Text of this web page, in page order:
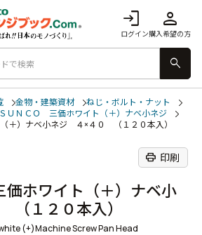
login
ログイン
person
購入希望の方
search
金物・建築資材
ねじ・ボルト・ナット
ＳＵＮＣＯ 三価ホワイト（＋）ナベ小ネジ
＋）ナベ小ネジ ４×４０ （１２０本入）
print 印刷
ホワイト（＋）ナベ小
１２０本入）
(+)Machine Screw Pan Head